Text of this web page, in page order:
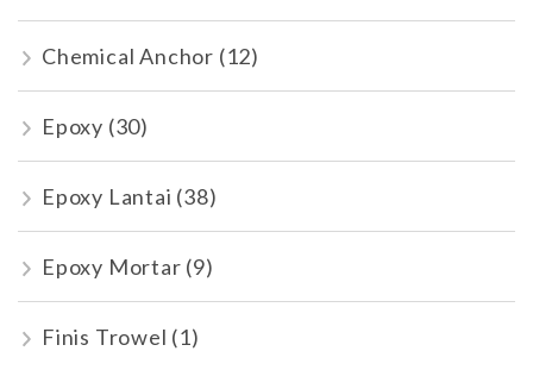
Chemical Anchor (12)
Epoxy (30)
Epoxy Lantai (38)
Epoxy Mortar (9)
Finis Trowel (1)